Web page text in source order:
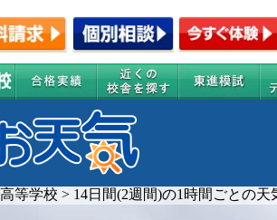
等学校 > 14日間(2週間)の1時間ごとの天